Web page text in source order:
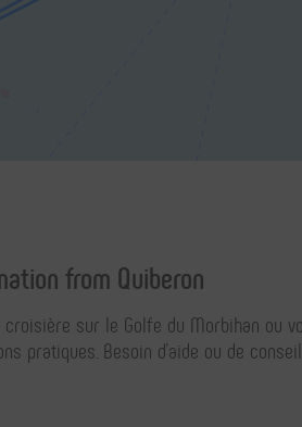
from Quiberon
sur le Golfe du Morbihan ou
pratiques. Besoin d'aide ou de